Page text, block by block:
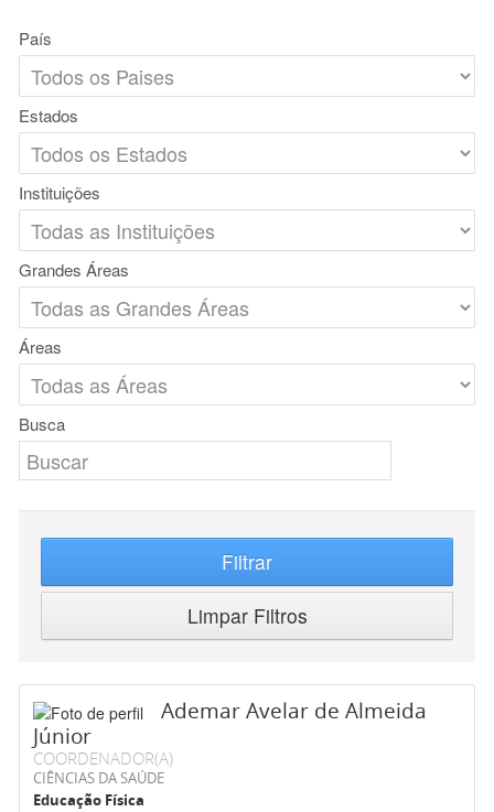
País
Estados
Instituições
Grandes Áreas
Áreas
Busca
Filtrar
Limpar Filtros
Ademar Avelar de Almeida
Júnior
COORDENADOR(A)
CIÊNCIAS DA SAÚDE
Educação Física